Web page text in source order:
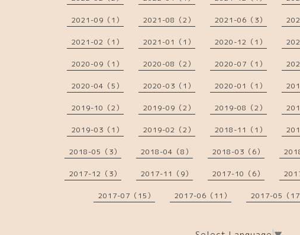
2021-09（1） 2021-08（2） 2021-06（3）
2021-02（1） 2021-01（1） 2020-12（1）
2020-09（1） 2020-08（2） 2020-07（1）
2020-04（5） 2020-03（1） 2020-01（1）
2019-10（2） 2019-09（2） 2019-08（2）
2019-03（1） 2019-02（2） 2018-11（1）
2018-05（3） 2018-04（8） 2018-03（6）
2017-12（3） 2017-11（9） 2017-10（6）
2017-07（15） 2017-06（11） 2017-05（